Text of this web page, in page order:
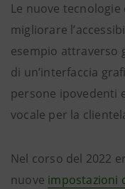
Le nuove
migliorare
esempio attraverso
di un’interfaccia
persone ipovedenti
vocale per la
Nel corso del 2022
nuove impostazioni